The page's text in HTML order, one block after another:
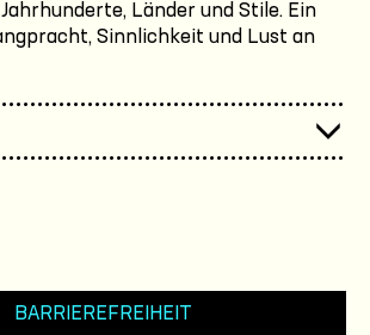
Länder und Stile. Ein
Sinnlichkeit und Lust an
BARRIEREFREIHEIT